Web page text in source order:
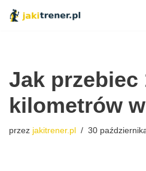
Jak przebiec
kilometrów
przez jakitrener.pl 30